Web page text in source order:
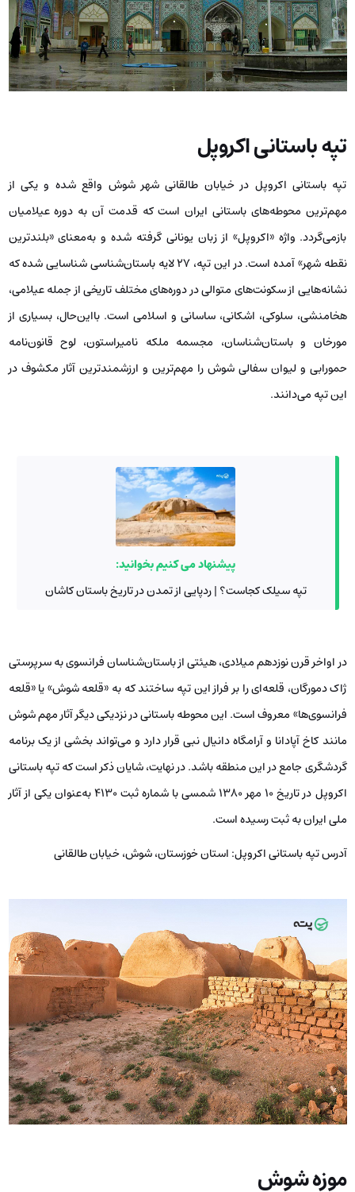
تپه باستانی اکروپل
تپه باستانی اکروپل در خیابان طالقانی شهر شوش واقع شده و یکی از
مهم‌ترین محوطه‌های باستانی ایران است که قدمت آن به دوره عیلامیان
بازمی‌گردد. واژه «اکروپل» از زبان یونانی گرفته شده و به‌معنای «بلندترین
نقطه شهر» آمده است. در این تپه، ۲۷ لایه باستان‌شناسی شناسایی شده که
نشانه‌هایی از سکونت‌های متوالی در دوره‌های مختلف تاریخی از جمله عیلامی،
هخامنشی، سلوکی، اشکانی، ساسانی و اسلامی است. بااین‌حال، بسیاری از
مورخان و باستان‌شناسان، مجسمه ملکه نامیراستون، لوح قانون‌نامه
حمورابی و لیوان سفالی شوش را مهم‌ترین و ارزشمندترین آثار مکشوف در
این تپه می‌دانند.
پیشنهاد می کنیم بخوانید:
تپه سیلک کجاست؟ | ردپایی از تمدن در تاریخ باستان کاشان
در اواخر قرن نوزدهم میلادی، هیئتی از باستان‌شناسان فرانسوی به سرپرستی
ژاک دمورگان، قلعه‌ای را بر فراز این تپه ساختند که به «قلعه شوش» یا «قلعه
فرانسوی‌ها» معروف است. این محوطه باستانی در نزدیکی دیگر آثار مهم شوش
مانند کاخ آپادانا و آرامگاه دانیال نبی قرار دارد و می‌تواند بخشی از یک برنامه
گردشگری جامع در این منطقه باشد. در نهایت، شایان ذکر است که تپه باستانی
اکروپل در تاریخ ۱۰ مهر ۱۳۸۰ شمسی با شماره ثبت ۴۱۳۰ به‌عنوان یکی از آثار
ملی ایران به ثبت رسیده است.
آدرس تپه باستانی اکروپل: استان خوزستان، شوش، خیابان طالقانی
موزه شوش